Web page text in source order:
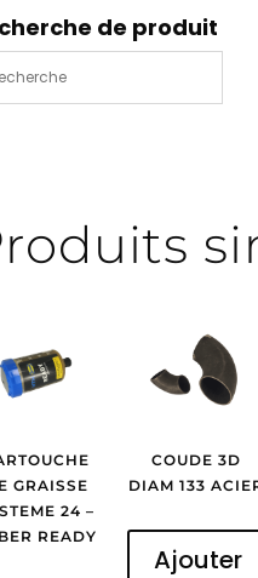
de produit
GRAISSE
24 –
READY
COUDE 3D
DIAM 133
Ajouter